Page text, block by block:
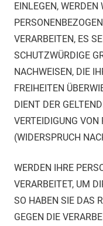
EINLEGEN, WERDEN
VERARBEITEN, ES
SCHUTZWÜRDIGE
NACHWEISEN, DIE
FREIHEITEN
DIENT DER
VERTEIDIGUNG VON
(WIDERSPRUCH
WERDEN IHRE
VERARBEITET, UM
SO HABEN SIE DAS
GEGEN DIE